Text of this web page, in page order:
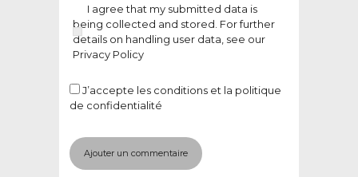
I agree that my submitted data is
being collected and stored. For further
details on handling user data, see our
Privacy Policy
J’accepte les conditions et la politique
de confidentialité